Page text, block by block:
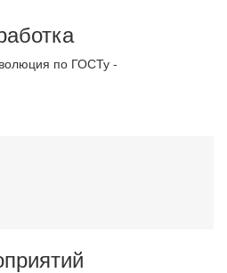
по ГОСТу -